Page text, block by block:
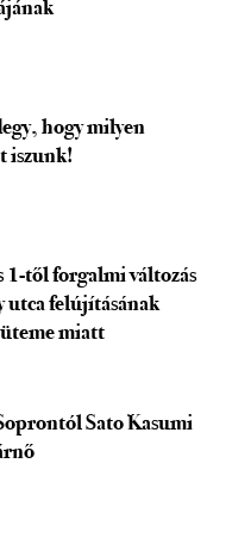
hogy milyen
iszunk!
1-től forgalmi változás
utca felújításának
miatt
Sato Kasumi